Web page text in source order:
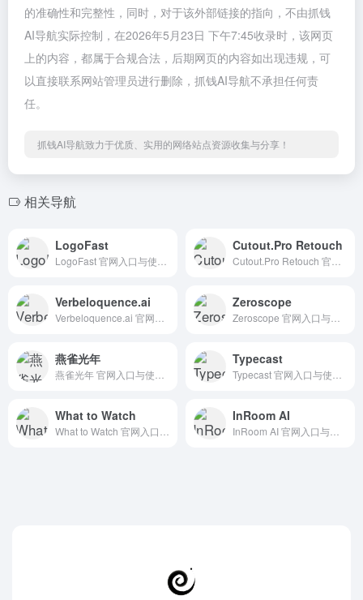
的准确性和完整性，同时，对于该外部链接的指向，不由抓钱
AI导航实际控制，在2026年5月23日 下午7:45收录时，该网页
上的内容，都属于合规合法，后期网页的内容如出现违规，可
以直接联系网站管理员进行删除，抓钱AI导航不承担任何责
任。
抓钱AI导航致力于优质、实用的网络站点资源收集与分享！
相关导航
LogoFast Cutout.Pro Retouch
Verbeloquence.ai Zeroscope
燕雀光年 Typecast
What to Watch InRoom AI